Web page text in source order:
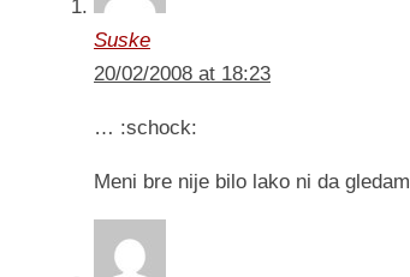
Suske
20/02/2008 at 18:23
… :schock:
Meni bre nije bilo lako ni da gledam